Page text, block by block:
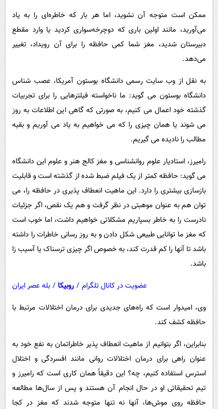
گوناگون
محیط زیست
سلامت
فرهنگی
بین الملل
حیات وحش
ممکن است متوجه آن نشوید، اما هر بار که خاطره‌ای را به یاد
می‌آورید، مانند اولین باری که دوچرخه‌سواری کردید یا وارد مقطع
دبیرستان شدید، مغز شما کمی حافظه را برای آن رویداد، تغییر
می‌دهد.
به نقل از وب سایت رسمی دانشگاه بوستون آمریکا، عصب شناس
دانشگاه بوستون می گوید: ما ناخواسته فیلترهایی را برای تجربیات
گذشته خود اعمال می کنیم، به صورتی که گاهی این اطلاعات به روز
می شوند یا همان چیزی را که می خواهیم به یاد می آوریم و بقیه
مطالب را نادیده می گیریم.
رامیرز، استادیار علوم روانشناسی و مغز کالج هنر و علوم این دانشگاه
می گوید: حافظه کمتر از یک فیلم ضبط شده از گذشته است و قابلیت
بازسازی بیشتری را دارد. این ماهیت انعطاف پذیری در حافظه را، می
توان هم به عنوان موهبتی در نظر گرفت و هم یک نقص، اگر جزئیات
نادرست را به خاطر بسپاریم مشکلاتی خواهیم داشت، اما خوب است
که مغز ما توانایی طبیعی شکل دادن و به روز رسانی خاطرات را داشته
باشد تا آنها را کم قدرت کند، به خصوص اگر چیزی ترسناک یا آسیب زا
باشد.
عضویت در کانال تلگرام / روبیکا / بله عصر ایران
وی، امیدوار است که راه‌های جدیدی برای درمان اختلالات مرتبط با
حافظه کشف کند.
بنابراین، اگر بتوانیم از ماهیت انعطاف پذیر خاطراتمان به نفع خود به
عنوان راهی برای درمان اختلالات روانی مانند افسردگی و اختلال
استرس استفاده کنیم، چه؟ این دقیقاً همان کاری است که رامیرز و
تیم تحقیقاتی او در حال انجام آن هستند و پس از سال‌ها مطالعه
حافظه روی موش‌ها، آنها نه تنها متوجه شدند که مغز در کجا